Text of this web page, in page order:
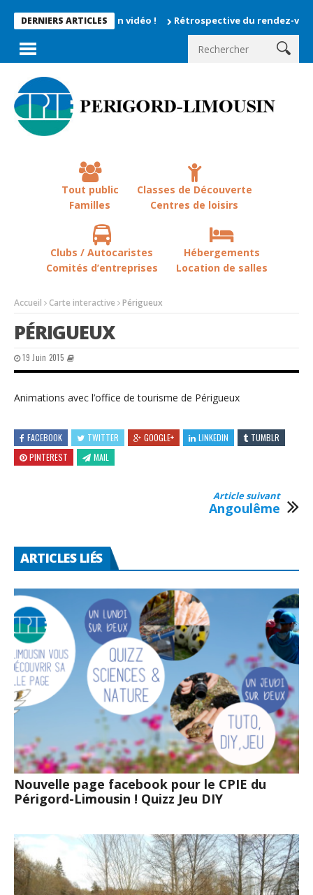
DERNIERS ARTICLES
enregistrés en vidéo ! Rétrospective du rendez-vous la
Tout public
Familles
Classes de Découverte
Centres de loisirs
Clubs / Autocaristes
Comités d’entreprises
Hébergements
Location de salles
Accueil Carte interactive Périgueux
PÉRIGUEUX
19 Juin 2015
Animations avec l’office de tourisme de Périgueux
FACEBOOK TWITTER GOOGLE+ LINKEDIN
TUMBLR
PINTEREST
MAIL
Article suivant
Angoulême
ARTICLES LIÉS
Nouvelle page facebook pour le CPIE du
Périgord-Limousin ! Quizz Jeu DIY